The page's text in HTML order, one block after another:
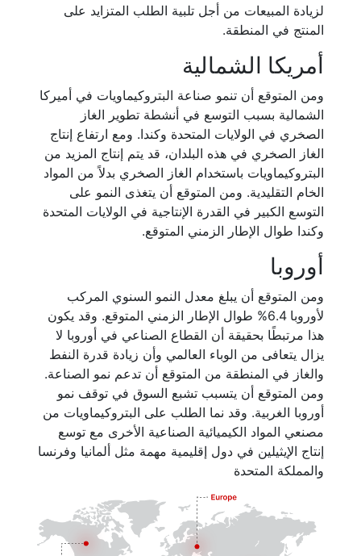
لزيادة المبيعات من أجل تلبية الطلب المتزايد على
المنتج في المنطقة.
أمريكا الشمالية
ومن المتوقع أن تنمو صناعة البتروكيماويات في أميركا
الشمالية بسبب التوسع في أنشطة تطوير الغاز
الصخري في الولايات المتحدة وكندا. ومع ارتفاع إنتاج
الغاز الصخري في هذه البلدان، قد يتم إنتاج المزيد من
البتروكيماويات باستخدام الغاز الصخري بدلاً من المواد
الخام التقليدية. ومن المتوقع أن يتغذى النمو على
التوسع الكبير في القدرة الإنتاجية في الولايات المتحدة
وكندا طوال الإطار الزمني المتوقع.
أوروبا
ومن المتوقع أن يبلغ معدل النمو السنوي المركب
لأوروبا 6.4% طوال الإطار الزمني المتوقع. وقد يكون
هذا مرتبطًا بحقيقة أن القطاع الصناعي في أوروبا لا
يزال يتعافى من الوباء العالمي وأن زيادة قدرة النفط
والغاز في المنطقة من المتوقع أن تدعم نمو الصناعة.
ومن المتوقع أن يتسبب تشبع السوق في توقف نمو
أوروبا الغربية. وقد نما الطلب على البتروكيماويات من
مصنعي المواد الكيميائية الصناعية الأخرى مع توسع
إنتاج الإيثيلين في دول إقليمية مهمة مثل ألمانيا وفرنسا
والمملكة المتحدة